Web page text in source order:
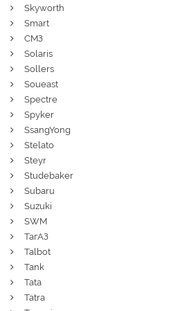
Skyworth
Smart
СМЗ
Solaris
Sollers
Soueast
Spectre
Spyker
SsangYong
Stelato
Steyr
Studebaker
Subaru
Suzuki
SWM
ТагАЗ
Talbot
Tank
Tata
Tatra